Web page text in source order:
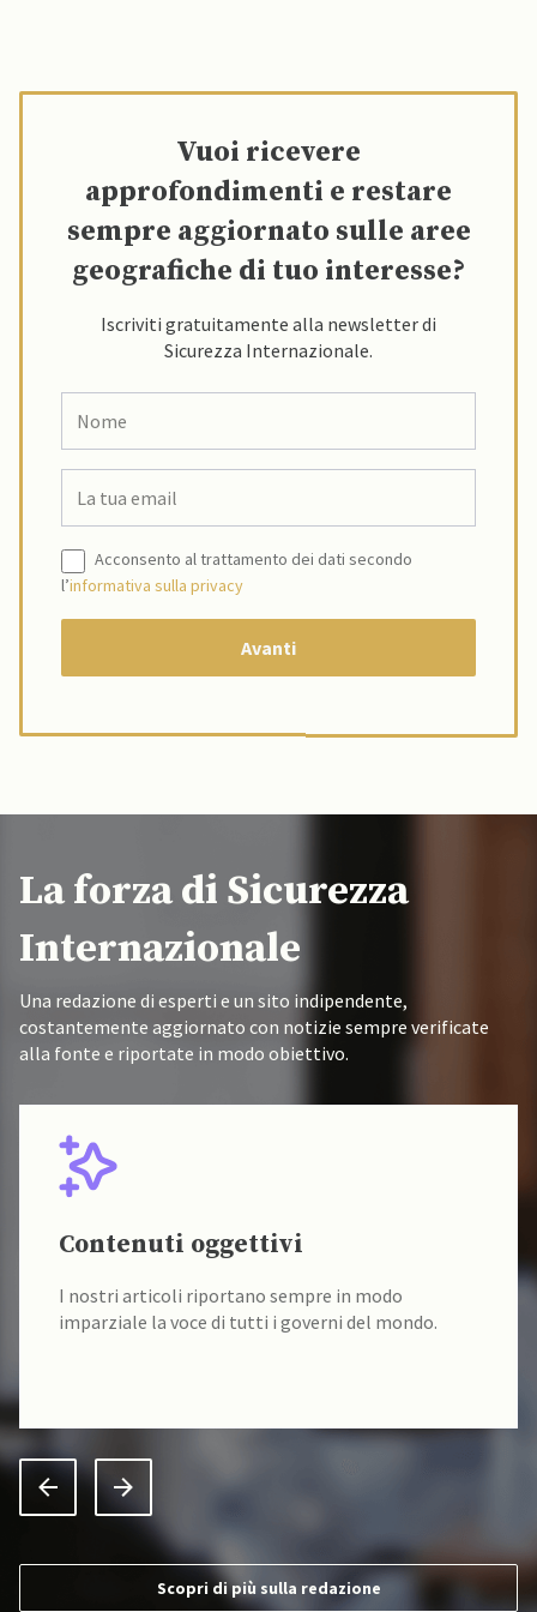
Vuoi ricevere
approfondimenti e restare
sempre aggiornato sulle aree
geografiche di tuo interesse?
Iscriviti gratuitamente alla newsletter di
Sicurezza Internazionale.
Acconsento al trattamento dei dati secondo
l’informativa sulla privacy
La forza di Sicurezza
Internazionale
Una redazione di esperti e un sito indipendente,
costantemente aggiornato con notizie sempre verificate
alla fonte e riportate in modo obiettivo.
Contenuti oggettivi
I nostri articoli riportano sempre in modo
imparziale la voce di tutti i governi del mondo.
Scopri di più sulla redazione